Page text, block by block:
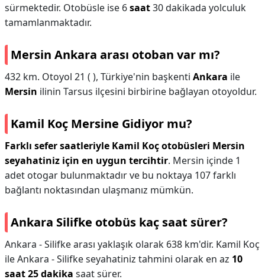
sürmektedir. Otobüsle ise 6saat30 dakikada yolculuk
tamamlanmaktadır.
Mersin Ankara arası otoban var mı?
432 km. Otoyol 21 ( ), Türkiye'nin başkenti Ankara ile
Mersin ilinin Tarsus ilçesini birbirine bağlayan otoyoldur.
Kamil Koç Mersine Gidiyor mu?
Farklı sefer saatleriyle Kamil Koç otobüsleri Mersin
seyahatiniz için en uygun tercihtir. Mersin içinde 1
adet otogar bulunmaktadır ve bu noktaya 107 farklı
bağlantı noktasından ulaşmanız mümkün.
Ankara Silifke otobüs kaç saat sürer?
Ankara - Silifke arası yaklaşık olarak 638 km'dir. Kamil Koç
ile Ankara - Silifke seyahatiniz tahmini olarak en az 10
saat 25 dakika saat sürer.